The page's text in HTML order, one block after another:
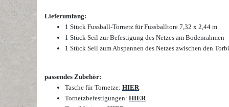
Lieferumfang:
1 Stück Fussball-Tornetz für Fussballtore 7,32 x 2,44 m
1 Stück Seil zur Befestigung des Netzes am Bodenrahmen
1 Stück Seil zum Abspannen des Netzes zwischen den
passendes Zubehör:
Tasche für Tornetze: HIER
Tornetzbefestigungen: HIER